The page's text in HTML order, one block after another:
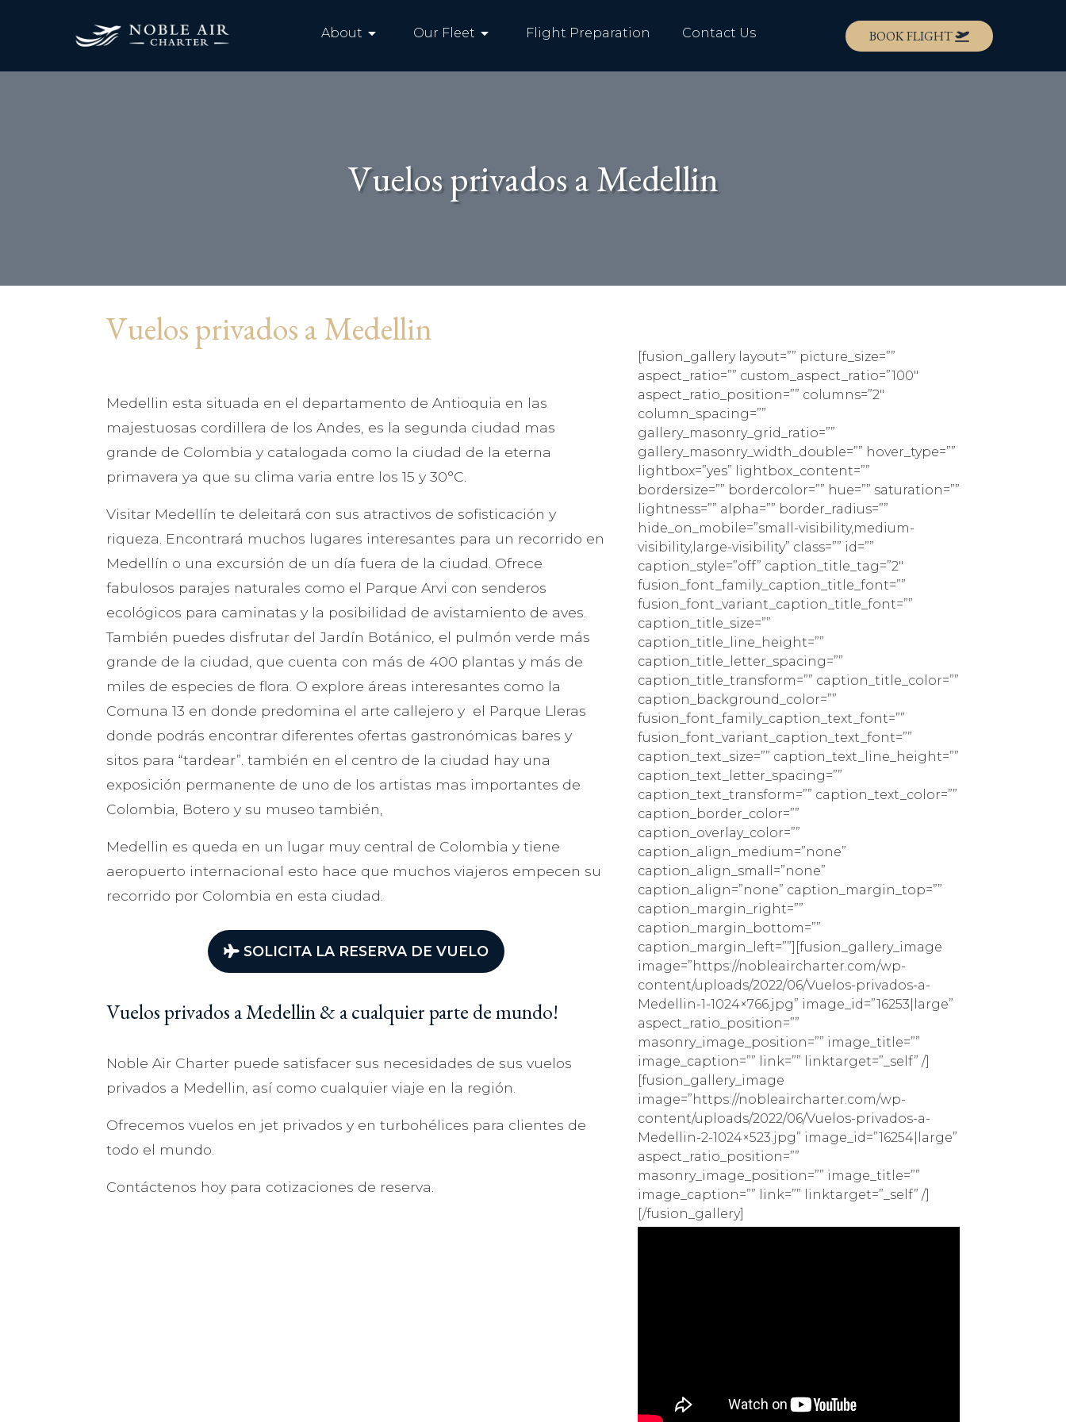
About arrow_drop_down Our Fleet arrow_drop_down Flight Preparation Contact Us BOOK FLIGHT
Vuelos privados a Medellin
Vuelos privados a Medellin
Medellin esta situada en el departamento de Antioquia en las
majestuosas cordillera de los Andes, es la segunda ciudad mas
grande de Colombia y catalogada como la ciudad de la eterna
primavera ya que su clima varia entre los 15 y 30°C.
Visitar Medellín te deleitará con sus atractivos de sofisticación y
riqueza. Encontrará muchos lugares interesantes para un recorrido en
Medellín o una excursión de un día fuera de la ciudad. Ofrece
fabulosos parajes naturales como el Parque Arvi con senderos
ecológicos para caminatas y la posibilidad de avistamiento de aves.
También puedes disfrutar del Jardín Botánico, el pulmón verde más
grande de la ciudad, que cuenta con más de 400 plantas y más de
miles de especies de flora. O explore áreas interesantes como la
Comuna 13 en donde predomina el arte callejero y el Parque Lleras
donde podrás encontrar diferentes ofertas gastronómicas bares y
sitos para “tardear”. también en el centro de la ciudad hay una
exposición permanente de uno de los artistas mas importantes de
Colombia, Botero y su museo también,
Medellin es queda en un lugar muy central de Colombia y tiene
aeropuerto internacional esto hace que muchos viajeros empecen su
recorrido por Colombia en esta ciudad.
SOLICITA LA RESERVA DE VUELO
Vuelos privados a Medellin & a cualquier parte de mundo!
Noble Air Charter puede satisfacer sus necesidades de sus vuelos
privados a Medellin, así como cualquier viaje en la región.
Ofrecemos vuelos en jet privados y en turbohélices para clientes de
todo el mundo.
Contáctenos hoy para cotizaciones de reserva.
[fusion_gallery layout=”” picture_size=””
aspect_ratio=”” custom_aspect_ratio=”100″
aspect_ratio_position=”” columns=”2″
column_spacing=””
gallery_masonry_grid_ratio=””
gallery_masonry_width_double=”” hover_type=””
lightbox=”yes” lightbox_content=””
bordersize=”” bordercolor=”” hue=”” saturation=””
lightness=”” alpha=”” border_radius=””
hide_on_mobile=”small-visibility,medium-
visibility,large-visibility” class=”” id=””
caption_style=”off” caption_title_tag=”2″
fusion_font_family_caption_title_font=””
fusion_font_variant_caption_title_font=””
caption_title_size=””
caption_title_line_height=””
caption_title_letter_spacing=””
caption_title_transform=”” caption_title_color=””
caption_background_color=””
fusion_font_family_caption_text_font=””
fusion_font_variant_caption_text_font=””
caption_text_size=”” caption_text_line_height=””
caption_text_letter_spacing=””
caption_text_transform=”” caption_text_color=””
caption_border_color=””
caption_overlay_color=””
caption_align_medium=”none”
caption_align_small=”none”
caption_align=”none” caption_margin_top=””
caption_margin_right=””
caption_margin_bottom=””
caption_margin_left=””][fusion_gallery_image
image=”https://nobleaircharter.com/wp-
content/uploads/2022/06/Vuelos-privados-a-
Medellin-1-1024×766.jpg” image_id=”16253|large”
aspect_ratio_position=””
masonry_image_position=”” image_title=””
image_caption=”” link=”” linktarget=”_self” /]
[fusion_gallery_image
image=”https://nobleaircharter.com/wp-
content/uploads/2022/06/Vuelos-privados-a-
Medellin-2-1024×523.jpg” image_id=”16254|large”
aspect_ratio_position=””
masonry_image_position=”” image_title=””
image_caption=”” link=”” linktarget=”_self” /]
[/fusion_gallery]